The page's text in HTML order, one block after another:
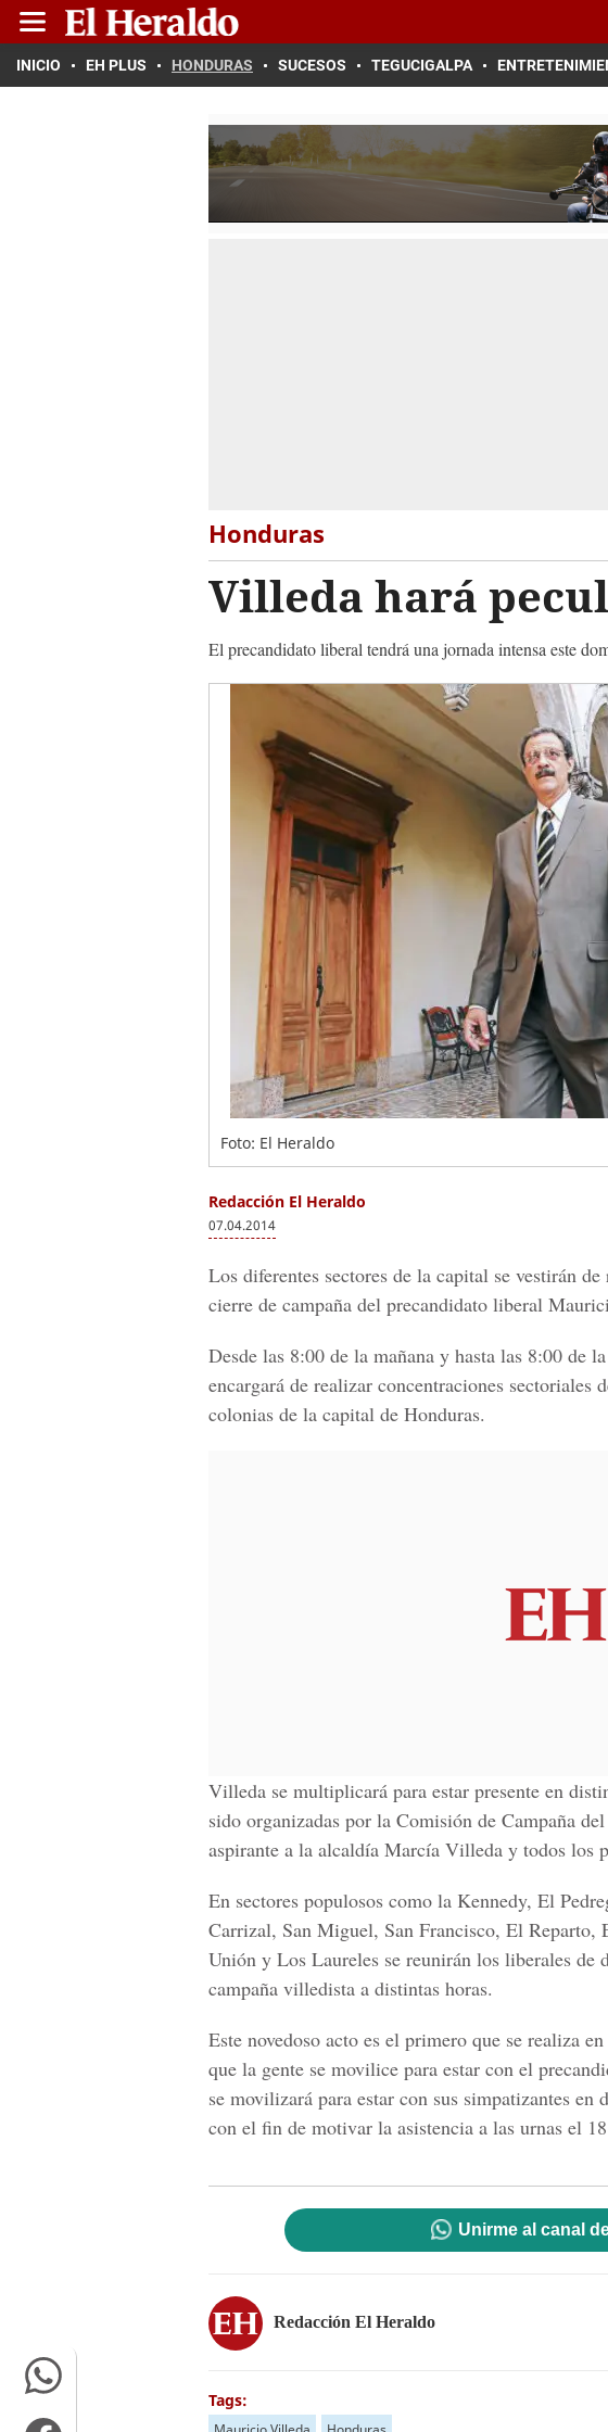
INICIO EH PLUS HONDURAS SUCESOS TEGUCIGALPA
Honduras
Villeda hará
El precandidato liberal tendrá una jornada intensa este
Foto: El Heraldo
Redacción El Heraldo
07.04.2014
Los diferentes sectores de la capital se vestirán
cierre de campaña del precandidato liberal
Desde las 8:00 de la mañana y hasta las 8:00 de
encargará de realizar concentraciones sectoriales
colonias de la capital de Honduras.
Villeda se multiplicará para estar presente en
sido organizadas por la Comisión de Campaña
aspirante a la alcaldía Marcía Villeda y todos los
En sectores populosos como la Kennedy, El
Carrizal, San Miguel, San Francisco, El
Unión y Los Laureles se reunirán los liberales de
campaña villedista a distintas horas.
Este novedoso acto es el primero que se realiza
que la gente se movilice para estar con el
se movilizará para estar con sus simpatizantes en
con el fin de motivar la asistencia a las urnas el
Unirme al canal
Redacción El Heraldo
Tags: